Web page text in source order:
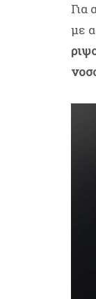
Για
με